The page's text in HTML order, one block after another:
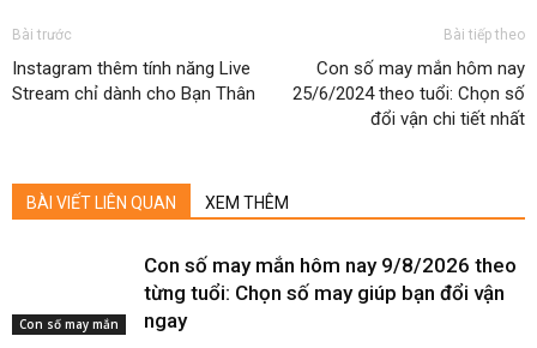
Bài trước
Instagram thêm tính năng Live
Stream chỉ dành cho Bạn Thân
Bài tiếp theo
Con số may mắn hôm nay
25/6/2024 theo tuổi: Chọn số
đổi vận chi tiết nhất
BÀI VIẾT LIÊN QUAN XEM THÊM
Con số may mắn
Con số may mắn hôm nay 9/8/2026 theo
từng tuổi: Chọn số may giúp bạn đổi vận
ngay